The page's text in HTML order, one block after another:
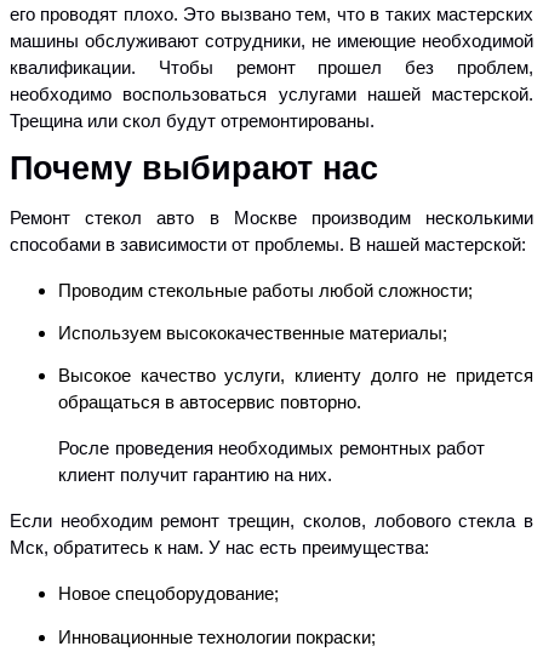
его проводят плохо. Это вызвано тем, что в таких мастерских
машины обслуживают сотрудники, не имеющие необходимой
квалификации. Чтобы ремонт прошел без проблем,
необходимо воспользоваться услугами нашей мастерской.
Трещина или скол будут отремонтированы.
Почему выбирают нас
Ремонт стекол авто в Москве производим несколькими
способами в зависимости от проблемы. В нашей мастерской:
Проводим стекольные работы любой сложности;
Используем высококачественные материалы;
Высокое качество услуги, клиенту долго не придется
обращаться в автосервис повторно.
Росле проведения необходимых ремонтных работ
клиент получит гарантию на них.
Если необходим ремонт трещин, сколов, лобового стекла в
Мск, обратитесь к нам. У нас есть преимущества:
Новое спецоборудование;
Инновационные технологии покраски;